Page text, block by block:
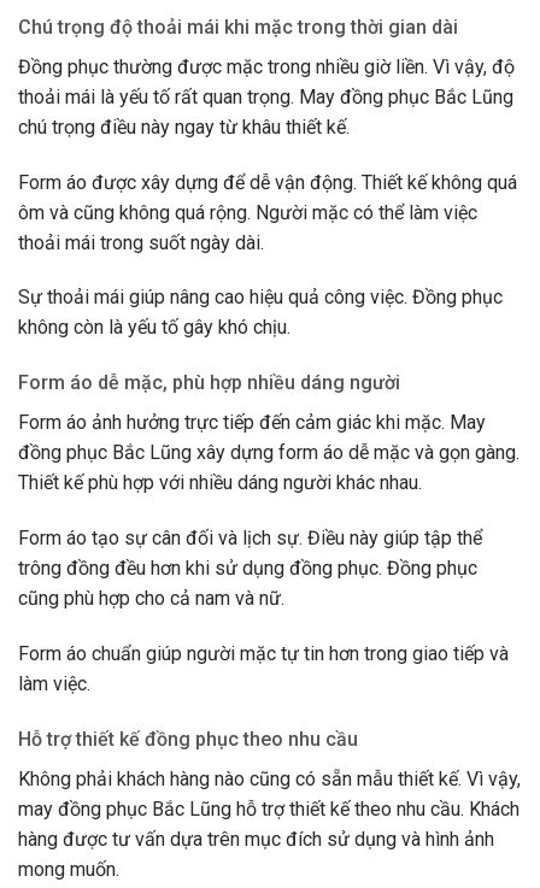
Chú trọng độ thoải mái khi mặc trong thời gian dài
Đồng phục thường được mặc trong nhiều giờ liền. Vì vậy, độ
thoải mái là yếu tố rất quan trọng. May đồng phục Bắc Lũng
chú trọng điều này ngay từ khâu thiết kế.
Form áo được xây dựng để dễ vận động. Thiết kế không quá
ôm và cũng không quá rộng. Người mặc có thể làm việc
thoải mái trong suốt ngày dài.
Sự thoải mái giúp nâng cao hiệu quả công việc. Đồng phục
không còn là yếu tố gây khó chịu.
Form áo dễ mặc, phù hợp nhiều dáng người
Form áo ảnh hưởng trực tiếp đến cảm giác khi mặc. May
đồng phục Bắc Lũng xây dựng form áo dễ mặc và gọn gàng.
Thiết kế phù hợp với nhiều dáng người khác nhau.
Form áo tạo sự cân đối và lịch sự. Điều này giúp tập thể
trông đồng đều hơn khi sử dụng đồng phục. Đồng phục
cũng phù hợp cho cả nam và nữ.
Form áo chuẩn giúp người mặc tự tin hơn trong giao tiếp và
làm việc.
Hỗ trợ thiết kế đồng phục theo nhu cầu
Không phải khách hàng nào cũng có sẵn mẫu thiết kế. Vì vậy,
may đồng phục Bắc Lũng hỗ trợ thiết kế theo nhu cầu. Khách
hàng được tư vấn dựa trên mục đích sử dụng và hình ảnh
mong muốn.